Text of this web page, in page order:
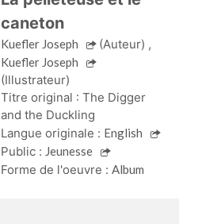
caneton
Kuefler Joseph (Auteur) ,
Kuefler Joseph
(Illustrateur)
Titre original : The Digger
and the Duckling
Langue originale : English
Public : Jeunesse
Forme de l'oeuvre : Album